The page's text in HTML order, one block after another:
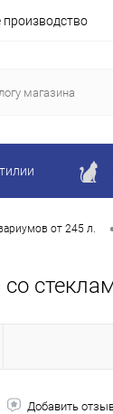
от 245 л.
Добавить